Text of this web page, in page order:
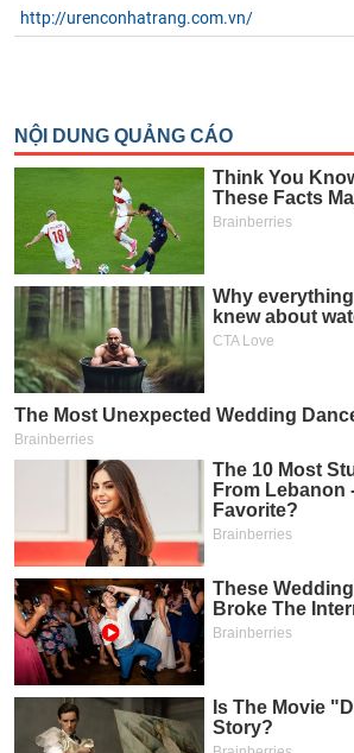
http://urenconhatrang.com.vn/